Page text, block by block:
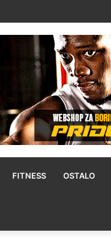
FITNESS OSTALO